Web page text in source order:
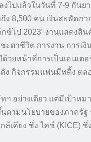
ไปแล้วในวันที่ 7-9 กันย
8,500 คน เงินสะพัดภา
ซ์โป 2023’ งานแสดงสิ
ะตาชีวิต การงาน การเ
ยหน้าที่การเป็นเอนเตอ
ง กิจกรรมแฟนมีทติ้ง ตล
อย่างเดียว แต่มีเป้าห
ตามนโยบายของภาครัฐ
คียง ซึ่ง ไคซ์ (KICE) ซึ่